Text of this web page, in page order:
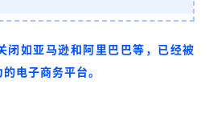
闭如亚马逊和阿里巴巴等，已经被
电子商务平台。